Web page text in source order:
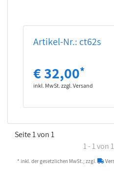
Artikel-Nr.: ct62s
€ 32,00*
inkl. MwSt. zzgl. Versand
Seite 1 von 1
1 - 1 von
* inkl. der gesetzlichen MwSt.; zzgl.